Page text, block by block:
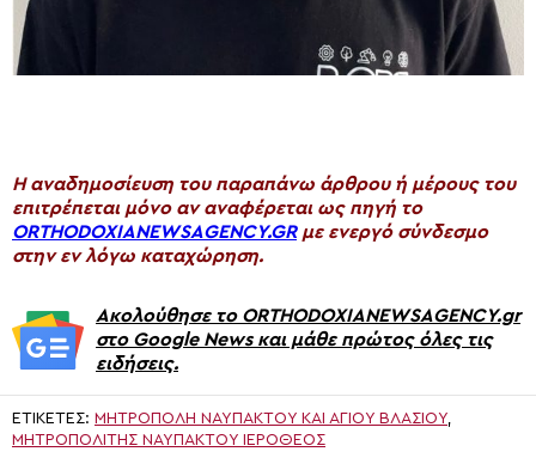
H αναδημοσίευση του παραπάνω άρθρου ή μέρους του
επιτρέπεται μόνο αν αναφέρεται ως πηγή το
ORTHODOXIANEWSAGENCY.GRμε ενεργό σύνδεσμο
στην εν λόγω καταχώρηση.
Ακολούθησε το ORTHODOXIANEWSAGENCY.gr
στο Google News και μάθε πρώτος όλες τις
ειδήσεις.
ΕΤΙΚΈΤΕΣ: ΜΗΤΡΌΠΟΛΗ ΝΑΥΠΆΚΤΟΥ ΚΑΙ ΑΓΊΟΥ ΒΛΑΣΊΟΥ,
ΜΗΤΡΟΠΟΛΊΤΗΣ ΝΑΥΠΆΚΤΟΥ ΙΕΡΌΘΕΟΣ